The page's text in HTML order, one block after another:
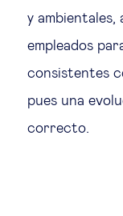
y ambientales,
empleados
consistentes
pues una
correcto.